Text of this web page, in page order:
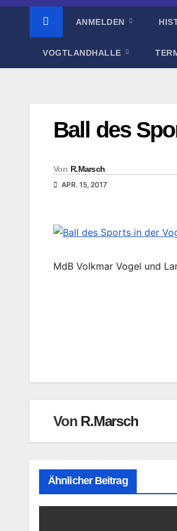
ANMELDEN
VOGTLANDHALLE
Ball des
Von R.Marsch
APR. 15, 2017
MdB Volkmar Vogel und
Von R.Marsch
Ähnlicher Beitrag